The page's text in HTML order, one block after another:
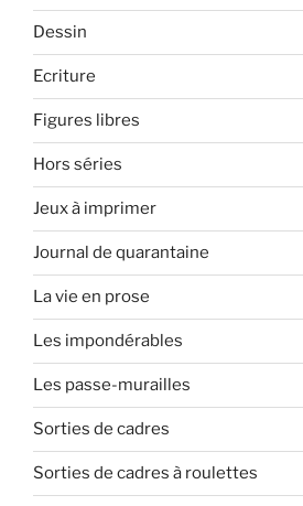
Dessin
Ecriture
Figures libres
Hors séries
Jeux à imprimer
Journal de quarantaine
La vie en prose
Les impondérables
Les passe-murailles
Sorties de cadres
Sorties de cadres à roulettes